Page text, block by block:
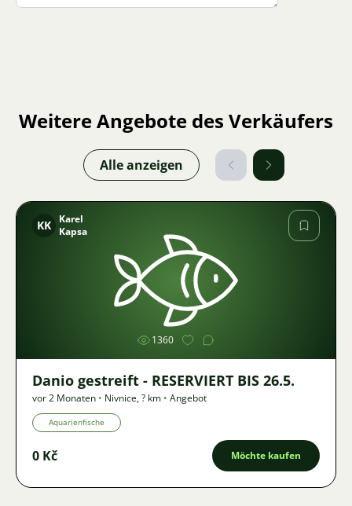
Weitere Angebote des Verkäufers
Alle anzeigen
Bild
KK
Karel
Kapsa
1360
Danio gestreift - RESERVIERT BIS 26.5.
vor 2 Monaten • Nivnice,? km • Angebot
Aquarienfische
0 Kč Möchte kaufen